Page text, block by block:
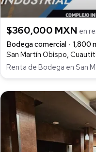
$360,000 MXN en
Bodega comercial
1,800
San Martín Obispo,
Renta de Bodega en San